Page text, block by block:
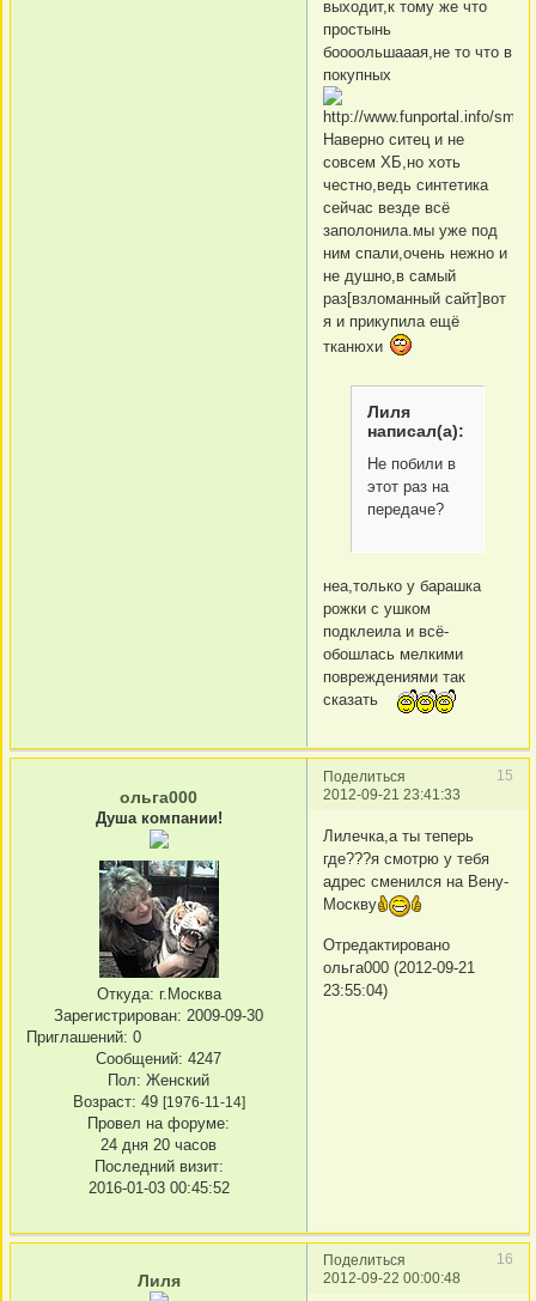
выходит,к тому же что
простынь
боооольшааая,не то что в
покупных
Наверно ситец и не
совсем ХБ,но хоть
честно,ведь синтетика
сейчас везде всё
заполонила.мы уже под
ним спали,очень нежно и
не душно,в самый
раз[взломанный сайт]вот
я и прикупила ещё
тканюхи
Лиля
написал(а):
Не побили в
этот раз на
передаче?
неа,только у барашка
рожки с ушком
подклеила и всё-
обошлась мелкими
повреждениями так
сказать
Поделиться
15
2012-09-21 23:41:33
ольга000
Душа компании!
Откуда: г.Москва
Зарегистрирован: 2009-09-30
Приглашений: 0
Сообщений: 4247
Пол: Женский
Возраст: 49 [1976-11-14]
Провел на форуме:
24 дня 20 часов
Последний визит:
2016-01-03 00:45:52
Лилечка,а ты теперь
где???я смотрю у тебя
адрес сменился на Вену-
Москву
Отредактировано
ольга000 (2012-09-21
23:55:04)
Поделиться
16
2012-09-22 00:00:48
Лиля